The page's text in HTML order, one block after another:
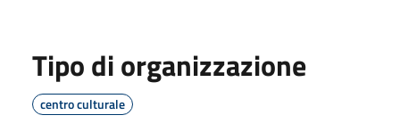
Tipo di organizzazione
centro culturale